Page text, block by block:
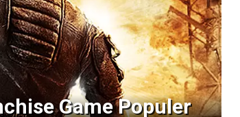
Game Populer